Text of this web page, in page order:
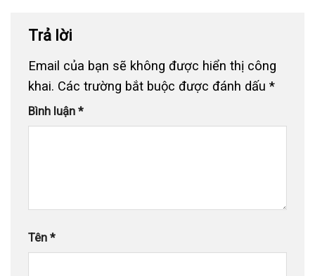
Trả lời
Email của bạn sẽ không được hiển thị công
khai. Các trường bắt buộc được đánh dấu *
Bình luận *
Tên *